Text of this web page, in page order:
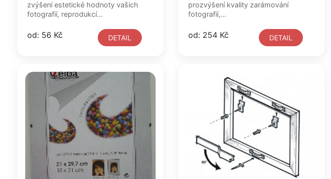
zvýšení estetické hodnoty vašich
fotografií, reprodukcí...
od: 56 Kč DETAIL
prozvýšení kvality zarámování
fotografií,...
od: 254 Kč DETAIL